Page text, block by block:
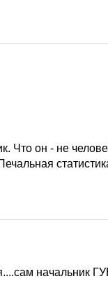
Что он - не
начальник